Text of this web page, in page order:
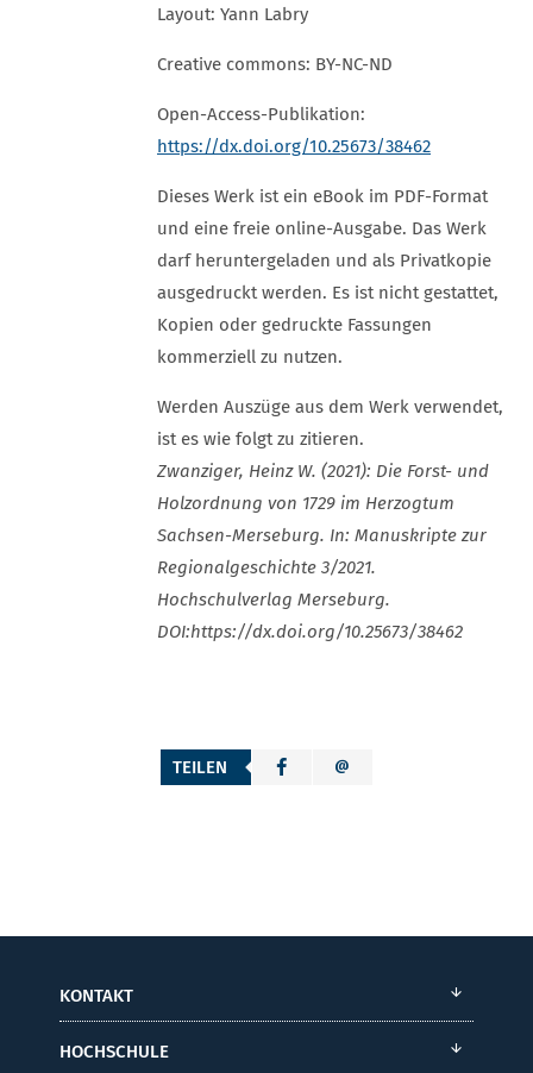
Layout: Yann Labry
Creative commons: BY-NC-ND
Open-Access-Publikation:
https://dx.doi.org/10.25673/38462
Dieses Werk ist ein eBook im PDF-Format
und eine freie online-Ausgabe. Das Werk
darf heruntergeladen und als Privatkopie
ausgedruckt werden. Es ist nicht gestattet,
Kopien oder gedruckte Fassungen
kommerziell zu nutzen.
Werden Auszüge aus dem Werk verwendet,
ist es wie folgt zu zitieren.
Zwanziger, Heinz W. (2021): Die Forst- und
Holzordnung von 1729 im Herzogtum
Sachsen-Merseburg. In: Manuskripte zur
Regionalgeschichte 3/2021.
Hochschulverlag Merseburg.
DOI:https://dx.doi.org/10.25673/38462
TEILEN
KONTAKT
HOCHSCHULE